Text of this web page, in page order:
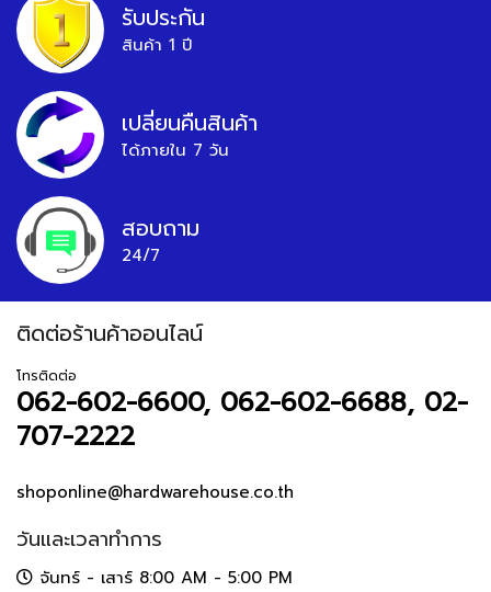
รับประกัน
สินค้า 1 ปี
เปลี่ยนคืนสินค้า
ได้ภายใน 7 วัน
สอบถาม
24/7
ติดต่อร้านค้าออนไลน์
โทรติดต่อ
062-602-6600, 062-602-6688, 02-
707-2222
shoponline@hardwarehouse.co.th
วันและเวลาทำการ
จันทร์ - เสาร์ 8:00 AM - 5:00 PM